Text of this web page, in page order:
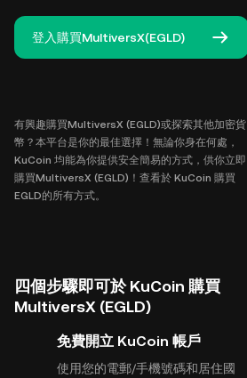
登入購買MultiversX(EGLD)
有興趣購買MultiversX (EGLD)或探索其他加密貨
幣？本平台是你的最佳選擇！無論你身在何處，
KuCoin 均能為你提供安全簡易的方式，供你立即
購買MultiversX (EGLD)！查看於 KuCoin 購買
EGLD的所有方式。
四個步驟即可於 KuCoin 購買
MultiversX (EGLD)
免費開立 KuCoin 帳戶
使用您的電郵/手機號碼和居住國